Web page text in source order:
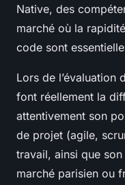
Native, des
marché où la
code sont
Lors de l’évaluation
font réellement la
attentivement son
de projet (agile,
travail, ainsi que
marché parisien ou